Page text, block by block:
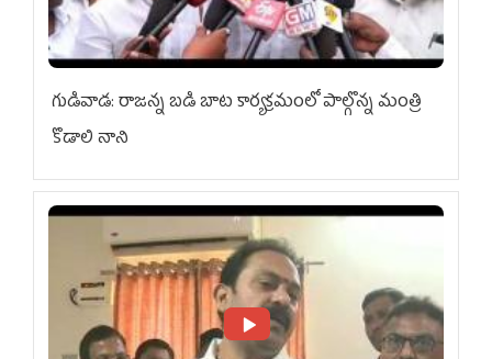
గుడివాడ: రాజన్న బడి బాట కార్యక్రమంలో పాల్గొన్న మంత్రి
కొడాలి నాని